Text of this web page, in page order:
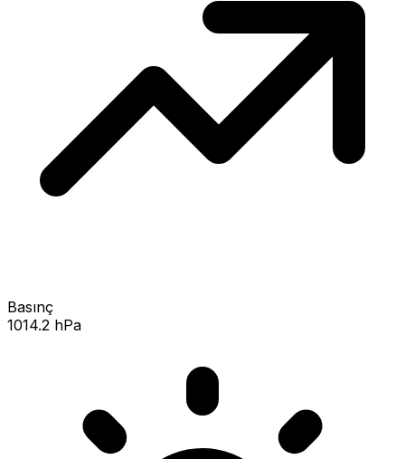
Basınç
1014.2 hPa